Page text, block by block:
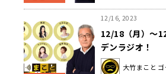
12/16, 2023
12/18（月）～
デンラジオ！
大竹まこと